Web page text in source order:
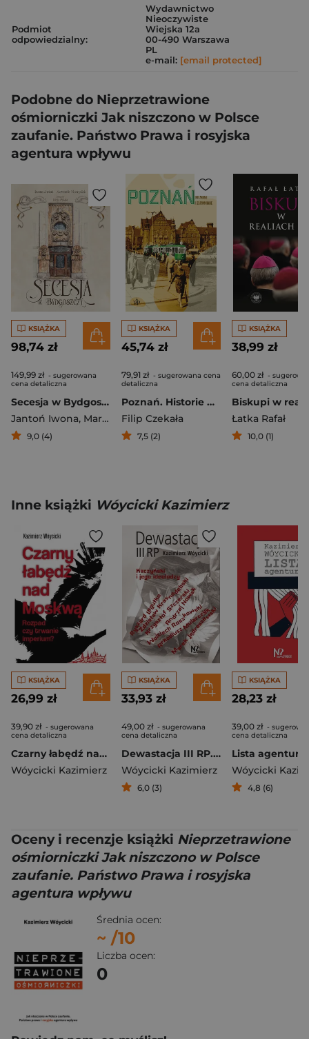
Podmiot
odpowiedzialny:
Wydawnictwo
Nieoczywiste
Wiejska 12a
00-490 Warszawa
PL
e-mail: [email protected]
Podobne do Nieprzetrawione
ośmiorniczki Jak niszczono w Polsce
zaufanie. Państwo Prawa i rosyjska
agentura wpływu
KSIĄŻKA
98,74 zł
149,99 zł - sugerowana
cena detaliczna
Secesja w Bydgoszczy
Jantoń Iwona, Marcysiak Sławomir
9,0 (4)
KSIĄŻKA
45,74 zł
79,91 zł - sugerowana cena
detaliczna
Poznań. Historie nieznane i zapomniane
Filip Czekała
7,5 (2)
KSIĄŻKA
38,99 zł
60,00 zł -
cena detaliczna
Łatka Rafał
10,0 (1)
Inne książki Wóycicki Kazimierz
KSIĄŻKA
26,99 zł
39,90 zł - sugerowana
cena detaliczna
Czarny łabędź nad Mokswą Rozpad czy trwanie imperium?
Wóycicki Kazimierz
KSIĄŻKA
33,93 zł
49,00 zł - sugerowana
cena detaliczna
Dewastacja III RP. Kaczyński i jego ideolodzy.
Wóycicki Kazimierz
6,0 (3)
KSIĄŻKA
28,23 zł
39,00 zł -
cena detaliczna
Lista agentury
Wóycicki
4,8 (6)
Oceny i recenzje książki Nieprzetrawione
ośmiorniczki Jak niszczono w Polsce
zaufanie. Państwo Prawa i rosyjska
agentura wpływu
Średnia ocen:
~ /10
Liczba ocen:
0